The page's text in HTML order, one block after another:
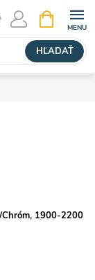
HĽADAŤ
KOŠÍK
Chróm, 1900-2200